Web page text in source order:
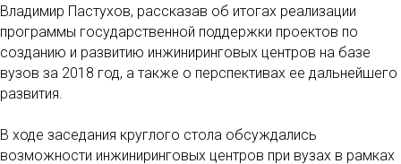
Владимир Пастухов, рассказав об итогах реализации
программы государственной поддержки проектов по
созданию и развитию инжиниринговых центров на базе
вузов за 2018 год, а также о перспективах ее дальнейшего
развития.
В ходе заседания круглого стола обсуждались
возможности инжиниринговых центров при вузах в рамках